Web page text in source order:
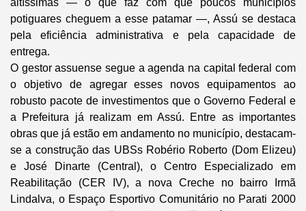
altíssimas — o que faz com que poucos municípios
potiguares cheguem a esse patamar —, Assú se destaca
pela eficiência administrativa e pela capacidade de
entrega.
O gestor assuense segue a agenda na capital federal com
o objetivo de agregar esses novos equipamentos ao
robusto pacote de investimentos que o Governo Federal e
a Prefeitura já realizam em Assú. Entre as importantes
obras que já estão em andamento no município, destacam-
se a construção das UBSs Robério Roberto (Dom Elizeu)
e José Dinarte (Central), o Centro Especializado em
Reabilitação (CER IV), a nova Creche no bairro Irmã
Lindalva, o Espaço Esportivo Comunitário no Parati 2000